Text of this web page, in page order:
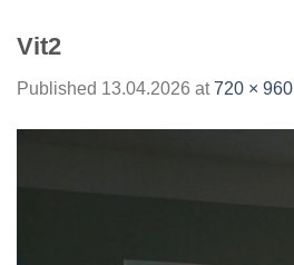
Vit2
Published 13.04.2026 at720 × 960